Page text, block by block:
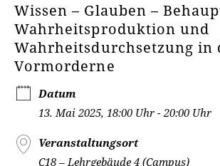
Wissen – Glauben –
Wahrheitsproduktion und
Wahrheitsdurchsetzung in
Vormorderne
Datum
13. Mai 2025, 18:00 Uhr - 20:00 Uhr
Veranstaltungsort
C18 – Lehrgebäude 4 (Campus)